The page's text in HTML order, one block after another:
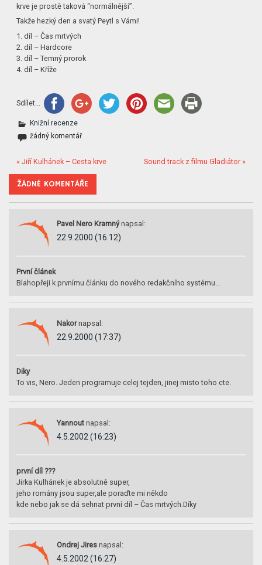
krve je prostě taková “normálnější”.
Takže hezký den a svatý Peytl s Vámi!
1. díl – Čas mrtvých
2. díl – Hardcore
3. díl – Temný prorok
4. díl – Kříže
Sdílet...
Knižní recenze
žádný komentář
« Jiří Kulhánek – Cesta krve Sound track z filmu Gladiátor »
ŽÁDNÉ KOMENTÁŘE
Pavel Nero Kramný napsal:
22.9.2000 (16:12)
První článek
Blahopřeji k prvnímu článku do nového redakčního systému…
Nakor napsal:
22.9.2000 (17:37)
Diky
To vis, Nero. Jeden programuje celej tejden, jinej misto toho cte.
Yannout napsal:
4.5.2002 (16:23)
první díl ???
Jirka Kulhánek je absolutně super,
jeho romány jsou super,ale poraďte mi někdo
kde nebo jak se dá sehnat první díl – Čas mrtvých.Díky
Ondrej Jires napsal:
4.5.2002 (16:27)